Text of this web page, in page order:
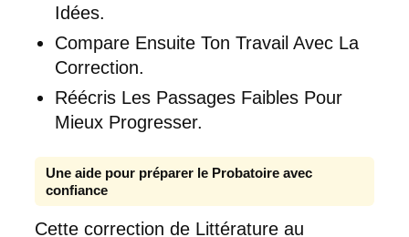
Idées.
Compare Ensuite Ton Travail Avec La
Correction.
Réécris Les Passages Faibles Pour
Mieux Progresser.
Une aide pour préparer le Probatoire avec
confiance
Cette correction de Littérature au